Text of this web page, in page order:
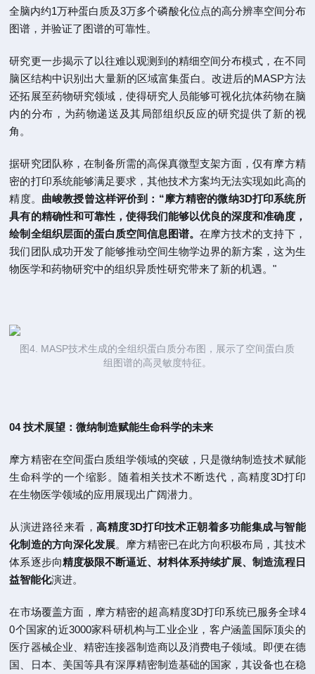
全脑内约1万种蛋白质及3万多个磷酸化位点的高分辨率空间分布
图谱，并验证了图谱的可靠性。
研究更一步揭示了以往难以观测到的精细空间分布模式，在不同
脑区结构中识别出大量新的区域富集蛋白。改进后的MASP方法
还拓展至药物研究领域，使得研究人员能够可视化抗体药物在脑
内的分布，为药物递送及其局部组织反应的研究提供了新的视
角。
据研究团队称，在制备所需的高保真微型支架方面，仅有摩方精
密的打印系统能够满足要求，其他技术方案均无法实现如此高的
精度。 曲峻教授曾这样评价到：“摩方精密的微纳3D打印系统所
具有的精确性和可靠性，使得我们能够以优良的深度和准确度，
绘制全组织层面的蛋白质空间信息图谱。在摩方技术的支持下，
我们团队成功开发了能够推动空间生物学边界的新方案，这为生
物医学和药物研究中的组织异质性研究带来了新的机遇。"
图4. MASP技术生成的全组织蛋白质分布图，展示了空间蛋白质
组图谱的高灵敏度特征。
04 技术展望：微纳制造赋能生命科学的未来
摩方精密在空间蛋白质组学领域的突破，只是微纳制造技术赋能
生命科学的一个缩影。随着相关技术不断迭代，高精度3D打印
在生物医学领域的应用展现出广阔潜力。
从演进路径来看，高精度3D打印技术正朝着多功能集成与智能
化制造的方向深化发展。摩方精密已在此方向积极布局，其技术
体系逐步向精度极限不断逼近、材料体系持续扩展、制造流程日
益智能化演进。
在市场覆盖方面，摩方精密的超高精度3D打印系统已服务全球4
0个国家的近3000家科研机构与工业企业，客户涵盖国际顶尖的
医疗器械企业、精密连接器制造商以及消费电子领域。即便在德
国、日本、美国等具有深厚精密制造基础的国家，其设备也在稳